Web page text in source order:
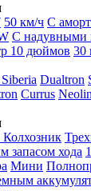
50 км/ч С
С надувными
10 дюймов 30
Dualtron
Currus
запасом хода
Мини